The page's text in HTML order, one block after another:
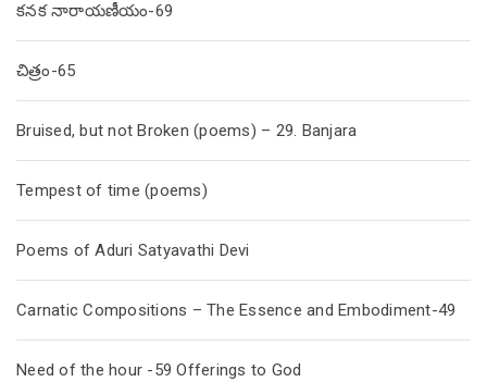
కనక నారాయణీయం-69
చిత్రం-65
Bruised, but not Broken (poems) – 29. Banjara
Tempest of time (poems)
Poems of Aduri Satyavathi Devi
Carnatic Compositions – The Essence and Embodiment-49
Need of the hour -59 Offerings to God